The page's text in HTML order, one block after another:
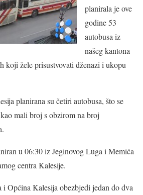
planirala je ove
godine 53
autobusa iz
našeg kantona
koji žele prisustvovati dženazi i ukopu
planirana su četiri autobusa, što se
mali broj s obzirom na broj
u 06:30 iz Jeginovog Luga i Memića
centra Kalesije.
i Općina Kalesija obezbjedi jedan do dva